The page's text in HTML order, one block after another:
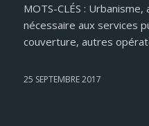
MOTS-CLÉS :
nécessaire aux services
couverture, autres
25 SEPTEMBRE 2017